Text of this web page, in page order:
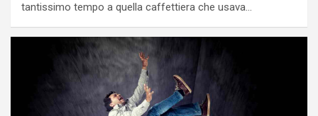
tantissimo tempo a quella caffettiera che usava…